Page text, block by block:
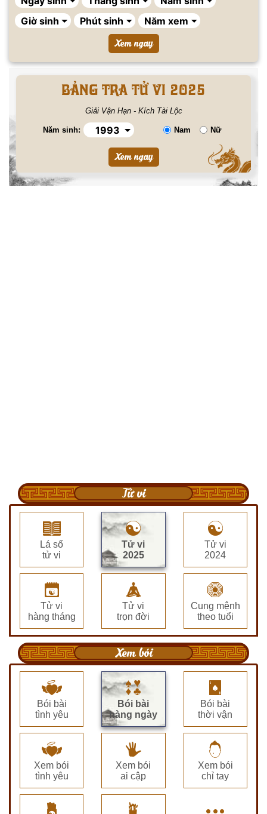
BẢNG TRA TỬ VI 2025
Giải Vận Hạn - Kích Tài Lộc
Năm sinh: Nam Nữ
Tử vi
Lá số
tử vi
Tử vi
2025
Tử vi
2024
Tử vi
hàng tháng
Tử vi
trọn đời
Cung mệnh
theo tuổi
Xem bói
Bói bài
tình yêu
Bói bài
hàng ngày
Bói bài
thời vận
Xem bói
tình yêu
Xem bói
ai cập
Xem bói
chỉ tay